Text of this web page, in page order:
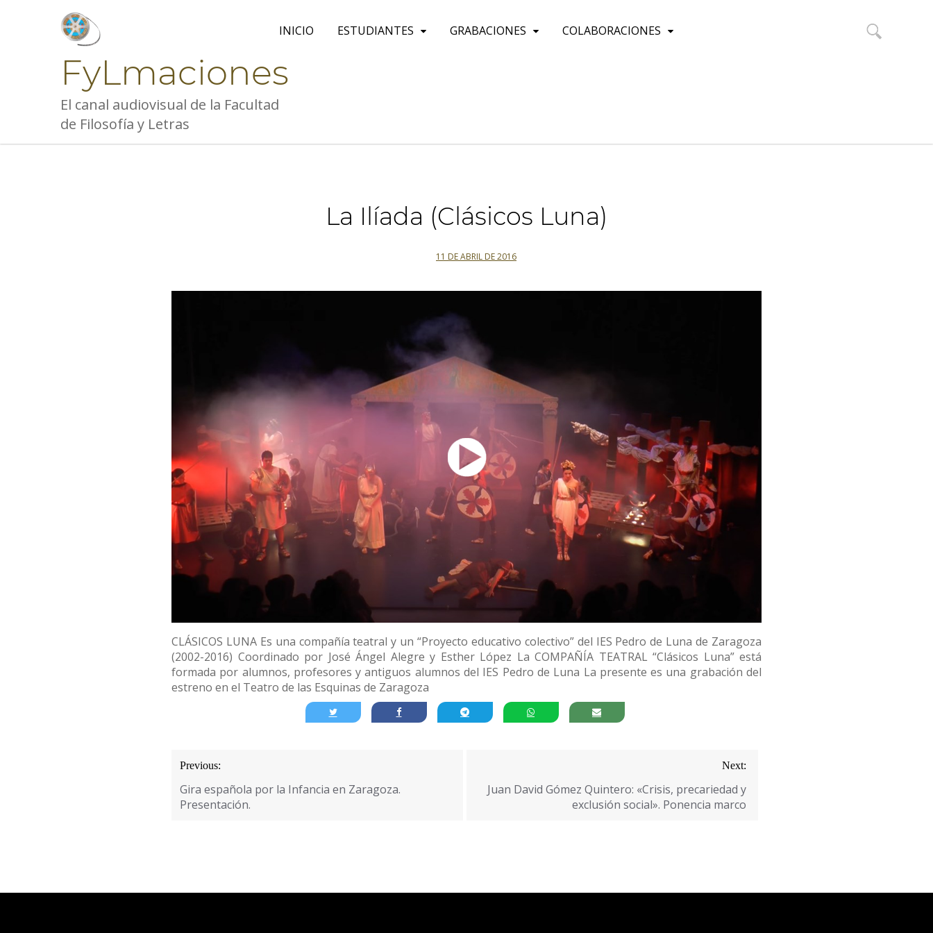
FyLmaciones
El canal audiovisual de la Facultad
de Filosofía y Letras
INICIO ESTUDIANTES GRABACIONES COLABORACIONES
La Ilíada (Clásicos Luna)
11 DE ABRIL DE 2016
CLÁSICOS LUNA Es una compañía teatral y un “Proyecto educativo colectivo” del IES Pedro de Luna de Zaragoza
(2002-2016) Coordinado por José Ángel Alegre y Esther López La COMPAÑÍA TEATRAL “Clásicos Luna” está
formada por alumnos, profesores y antiguos alumnos del IES Pedro de Luna La presente es una grabación del
estreno en el Teatro de las Esquinas de Zaragoza
Navegación
de
entradas
Previous:
Gira española por la Infancia en Zaragoza.
Presentación.
Next:
Juan David Gómez Quintero: «Crisis, precariedad y
exclusión social». Ponencia marco